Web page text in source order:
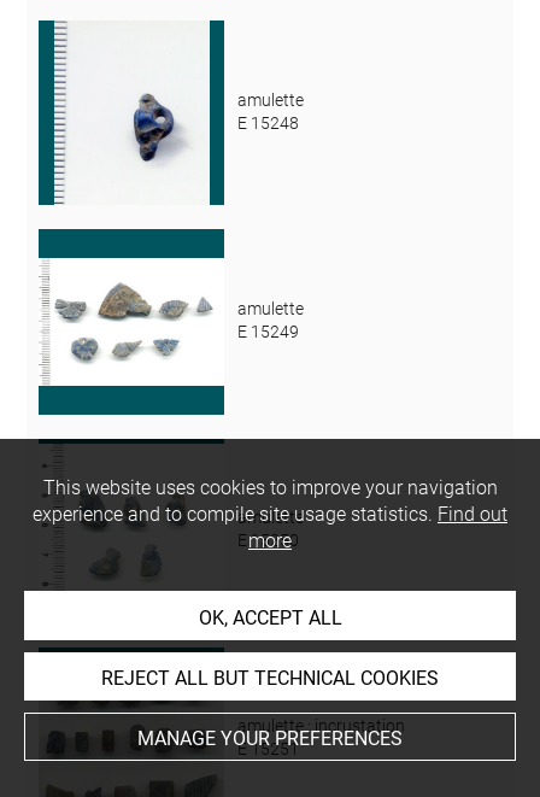
amulette
E 15248
amulette
E 15249
amulette
E 15250
amulette ; incrustation
E 15251
This website uses cookies to improve your navigation
experience and to compile site usage statistics. Find out
more
OK, ACCEPT ALL
REJECT ALL BUT TECHNICAL COOKIES
MANAGE YOUR PREFERENCES